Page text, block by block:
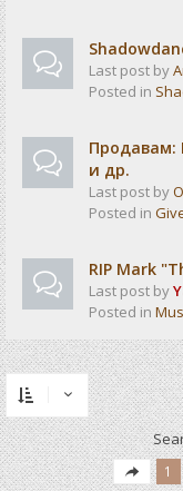
Last post by
Posted in
Продавам:
и др.
Last post by
Posted in
RIP Mark
Last post by
Posted in
1